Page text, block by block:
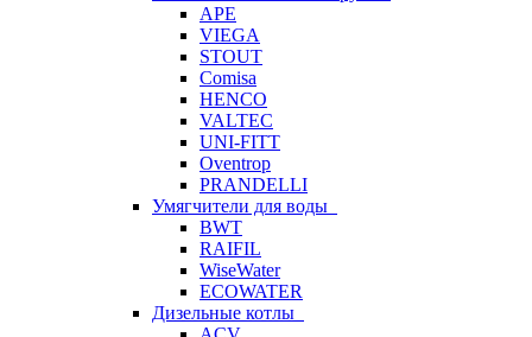
APE
VIEGA
STOUT
Comisa
HENCO
VALTEC
UNI-FITT
Oventrop
PRANDELLI
Умягчители для воды
BWT
RAIFIL
WiseWater
ECOWATER
Дизельные котлы